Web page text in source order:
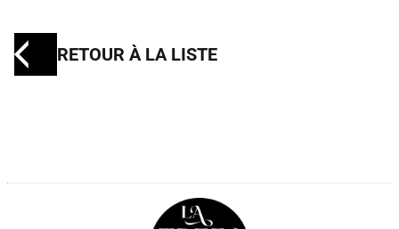
RETOUR À LA LISTE